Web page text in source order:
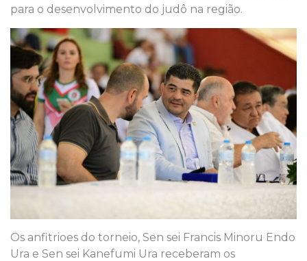
para o desenvolvimento do judô na região.
Os anfitrioes do torneio, Sen sei Francis Minoru Endo
Ura e Sen sei Kanefumi Ura receberam os